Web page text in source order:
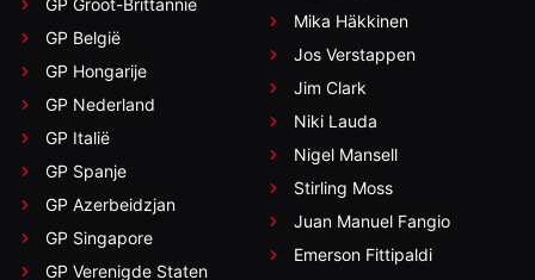
GP België
GP Hongarije
GP Nederland
GP Italië
GP Spanje
GP Azerbeidzjan
GP Singapore
GP Verenigde Staten
Mika Häkkinen
Jos Verstappen
Jim Clark
Niki Lauda
Nigel Mansell
Stirling Moss
Juan Manuel Fangio
Emerson Fittipaldi